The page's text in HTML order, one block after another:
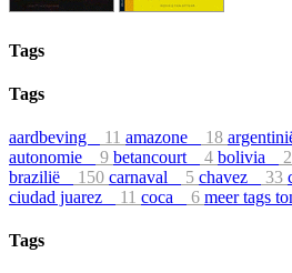
Tags
Tags
aardbeving 11 amazone 18
autonomie
9 betancourt 4 bolivia
brazilië
150 carnaval 5 chavez 33
ciudad juarez
11 coca 6 meer tags
Tags